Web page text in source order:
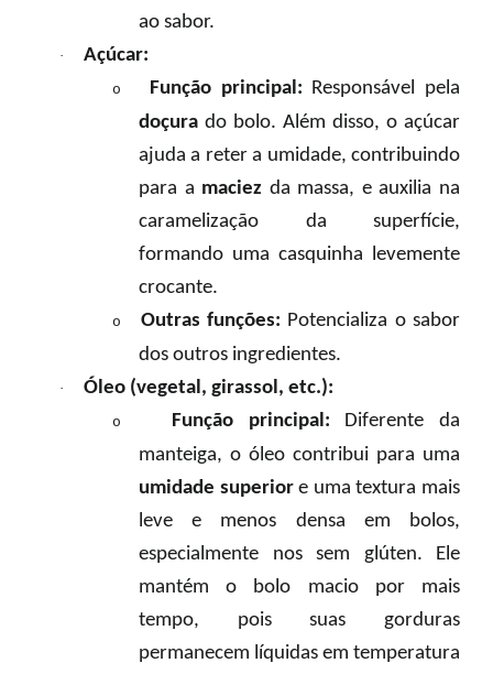
ao sabor.
· Açúcar:
o Função principal: Responsável pela
doçura do bolo. Além disso, o açúcar
ajuda a reter a umidade, contribuindo
para a maciez da massa, e auxilia na
caramelização da superfície,
formando uma casquinha levemente
crocante.
o Outras funções: Potencializa o sabor
dos outros ingredientes.
· Óleo (vegetal, girassol, etc.):
o Função principal: Diferente da
manteiga, o óleo contribui para uma
umidade superiore uma textura mais
leve e menos densa em bolos,
especialmente nos sem glúten. Ele
mantém o bolo macio por mais
tempo, pois suas gorduras
permanecem líquidas em temperatura